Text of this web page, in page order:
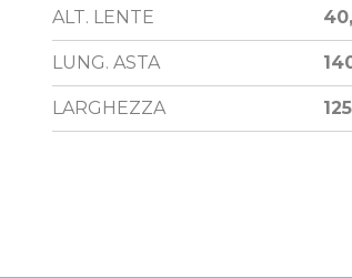
ALT. LENTE
LUNG. ASTA
LARGHEZZA